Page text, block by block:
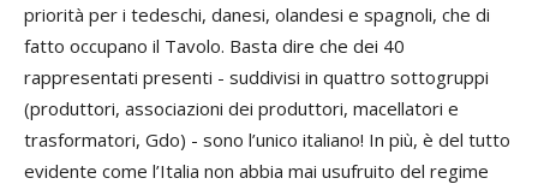
priorità per i tedeschi, danesi, olandesi e spagnoli, che di
fatto occupano il Tavolo. Basta dire che dei 40
rappresentati presenti - suddivisi in quattro sottogruppi
(produttori, associazioni dei produttori, macellatori e
trasformatori, Gdo) - sono l’unico italiano! In più, è del tutto
evidente come l’Italia non abbia mai usufruito del regime